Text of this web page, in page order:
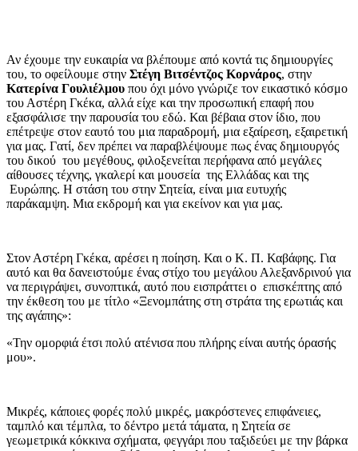
Αν έχουμε την ευκαιρία να βλέπουμε από κοντά τις δημιουργίες
του, το οφείλουμε στην Στέγη Βιτσέντζος Κορνάρος, στην
Κατερίνα Γουλιέλμου που όχι μόνο γνώριζε τον εικαστικό κόσμο
του Αστέρη Γκέκα, αλλά είχε και την προσωπική επαφή που
εξασφάλισε την παρουσία του εδώ. Και βέβαια στον ίδιο, που
επέτρεψε στον εαυτό του μια παραδρομή, μια εξαίρεση, εξαιρετική
για μας. Γατί, δεν πρέπει να παραβλέψουμε πως ένας δημιουργός
του δικού του μεγέθους, φιλοξενείται περήφανα από μεγάλες
αίθουσες τέχνης, γκαλερί και μουσεία της Ελλάδας και της
Ευρώπης. Η στάση του στην Σητεία, είναι μια ευτυχής
παράκαμψη. Μια εκδρομή και για εκείνον και για μας.
Στον Αστέρη Γκέκα, αρέσει η ποίηση. Και ο Κ. Π. Καβάφης. Για
αυτό και θα δανειστούμε ένας στίχο του μεγάλου Αλεξανδρινού για
να περιγράψει, συνοπτικά, αυτό που εισπράττει ο επισκέπτης από
την έκθεση του με τίτλο «Ξενομπάτης στη στράτα της ερωτιάς και
της αγάπης»:
«Την ομορφιά έτσι πολύ ατένισα που πλήρης είναι αυτής όρασής
μου».
Μικρές, κάποιες φορές πολύ μικρές, μακρόστενες επιφάνειες,
ταμπλό και τέμπλα, το δέντρο μετά τάματα, η Σητεία σε
γεωμετρικά κόκκινα σχήματα, φεγγάρι που ταξιδεύει με την βάρκα